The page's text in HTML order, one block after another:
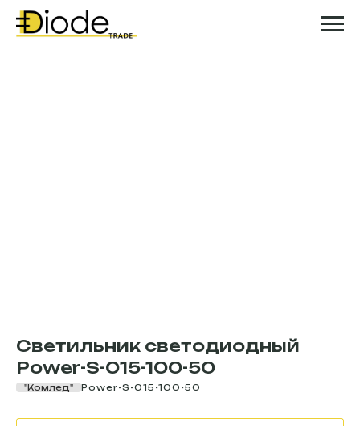
Светильник светодиодный
Power-S-015-100-50
"Комлед" Power-S-015-100-50